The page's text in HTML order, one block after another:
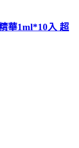
華1ml*10入 超